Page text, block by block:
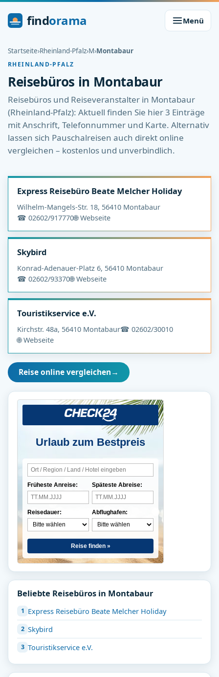
findorama Menü
Startseite›Rheinland-Pfalz›M›Montabaur
RHEINLAND-PFALZ
Reisebüros in Montabaur
Reisebüros und Reiseveranstalter in Montabaur
(Rheinland-Pfalz): Aktuell finden Sie hier 3 Einträge
mit Anschrift, Telefonnummer und Karte. Alternativ
lassen sich Pauschalreisen auch direkt online
vergleichen – kostenlos und unverbindlich.
Express Reisebüro Beate Melcher Holiday
Wilhelm-Mangels-Str. 18, 56410 Montabaur
☎ 02602/917770🌐 Webseite
Skybird
Konrad-Adenauer-Platz 6, 56410 Montabaur
☎ 02602/93370🌐 Webseite
Touristikservice e.V.
Kirchstr. 48a, 56410 Montabaur☎ 02602/30010
🌐 Webseite
Reise online vergleichen→
Urlaub zum Bestpreis
Früheste Anreise:
Reisedauer:
Späteste Abreise:
Abflughafen:
Reise finden »
Beliebte Reisebüros in Montabaur
Express Reisebüro Beate Melcher Holiday
Skybird
Touristikservice e.V.